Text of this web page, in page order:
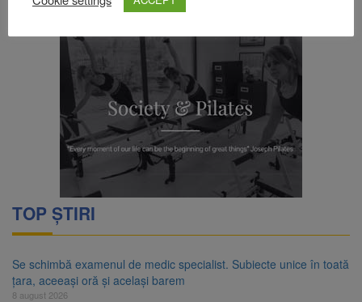
TOP ȘTIRI
Se schimbă examenul de medic specialist. Subiecte unice în toată
țara, aceeași oră și același barem
8 august 2026